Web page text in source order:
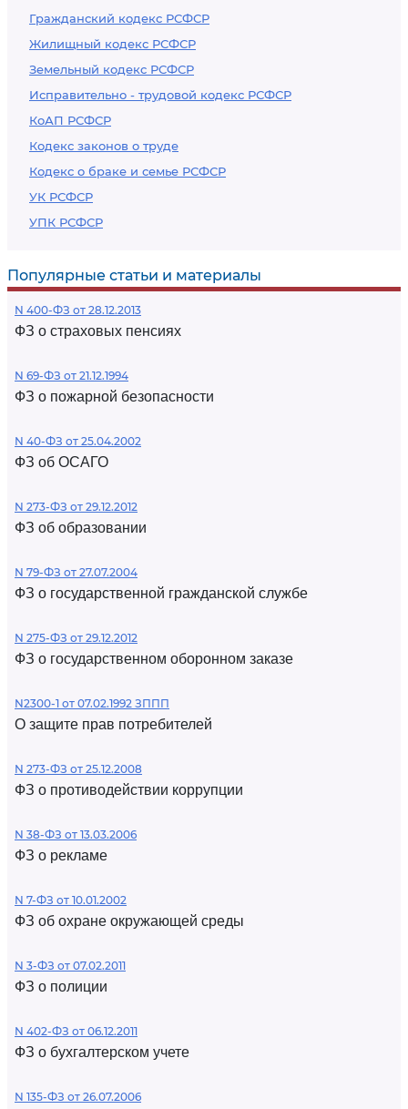
Гражданский кодекс РСФСР
Жилищный кодекс РСФСР
Земельный кодекс РСФСР
Исправительно - трудовой кодекс РСФСР
КоАП РСФСР
Кодекс законов о труде
Кодекс о браке и семье РСФСР
УК РСФСР
УПК РСФСР
Популярные статьи и материалы
N 400-ФЗ от 28.12.2013
ФЗ о страховых пенсиях
N 69-ФЗ от 21.12.1994
ФЗ о пожарной безопасности
N 40-ФЗ от 25.04.2002
ФЗ об ОСАГО
N 273-ФЗ от 29.12.2012
ФЗ об образовании
N 79-ФЗ от 27.07.2004
ФЗ о государственной гражданской службе
N 275-ФЗ от 29.12.2012
ФЗ о государственном оборонном заказе
N2300-1 от 07.02.1992 ЗППП
О защите прав потребителей
N 273-ФЗ от 25.12.2008
ФЗ о противодействии коррупции
N 38-ФЗ от 13.03.2006
ФЗ о рекламе
N 7-ФЗ от 10.01.2002
ФЗ об охране окружающей среды
N 3-ФЗ от 07.02.2011
ФЗ о полиции
N 402-ФЗ от 06.12.2011
ФЗ о бухгалтерском учете
N 135-ФЗ от 26.07.2006